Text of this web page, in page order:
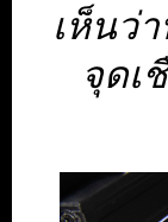
เห็นว่
จุดเ